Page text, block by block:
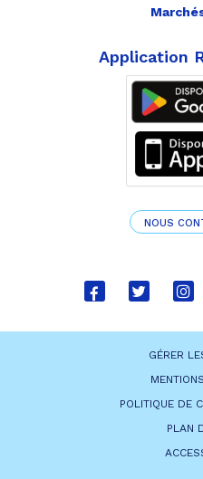
Lien
Facebook
Lien
Twitter
Lien
Application
NOUS
GÉRER
POLITIQUE DE
PLAN